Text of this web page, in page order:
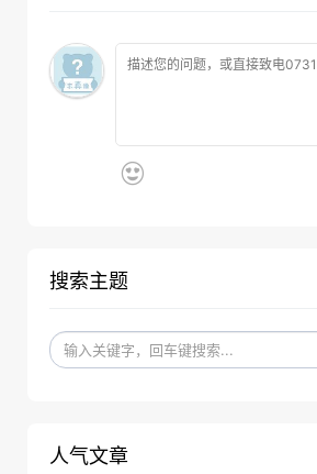
搜索主题
人气文章